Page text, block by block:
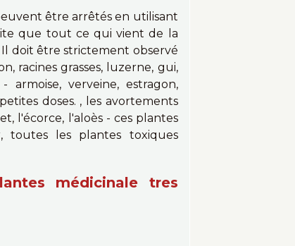
être arrêtés en utilisant
que tout ce qui vient de la
doit être strictement observé
racines grasses, luzerne, gui,
verveine, estragon,
doses. , les avortements
l'écorce, l'aloès - ces plantes
toutes les plantes toxiques
médicinale tres